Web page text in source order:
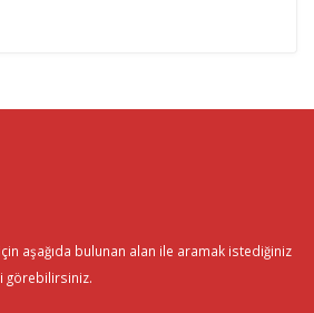
aşağıda bulunan alan ile aramak istediğiniz
görebilirsiniz.